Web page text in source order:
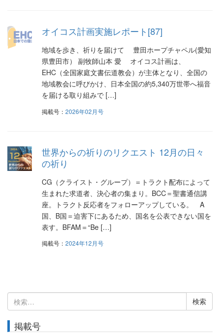
オイコス計画実施レポート[87]
地域を歩き、祈りを届けて 豊田ホープチャペル(愛知
県豊田市） 副牧師山本 愛 オイコス計画は、
EHC（全国家庭文書伝道教会）が主体となり、全国の
地域教会に呼びかけ、日本全国の約5,340万世帯へ福音
を届ける取り組みで […]
掲載号： 2026年02月号
世界からの祈りのリクエスト 12月の日々
の祈り
CG（クライスト・グループ）＝トラクト配布によって
生まれた求道者、決心者の集まり。BCC＝聖書通信講
座。トラクト反応者をフォローアップしている。 A
国、B国＝迫害下にあるため、国名を公表できない国を
表す。BFAM＝“Be […]
掲載号： 2024年12月号
索:
掲載号